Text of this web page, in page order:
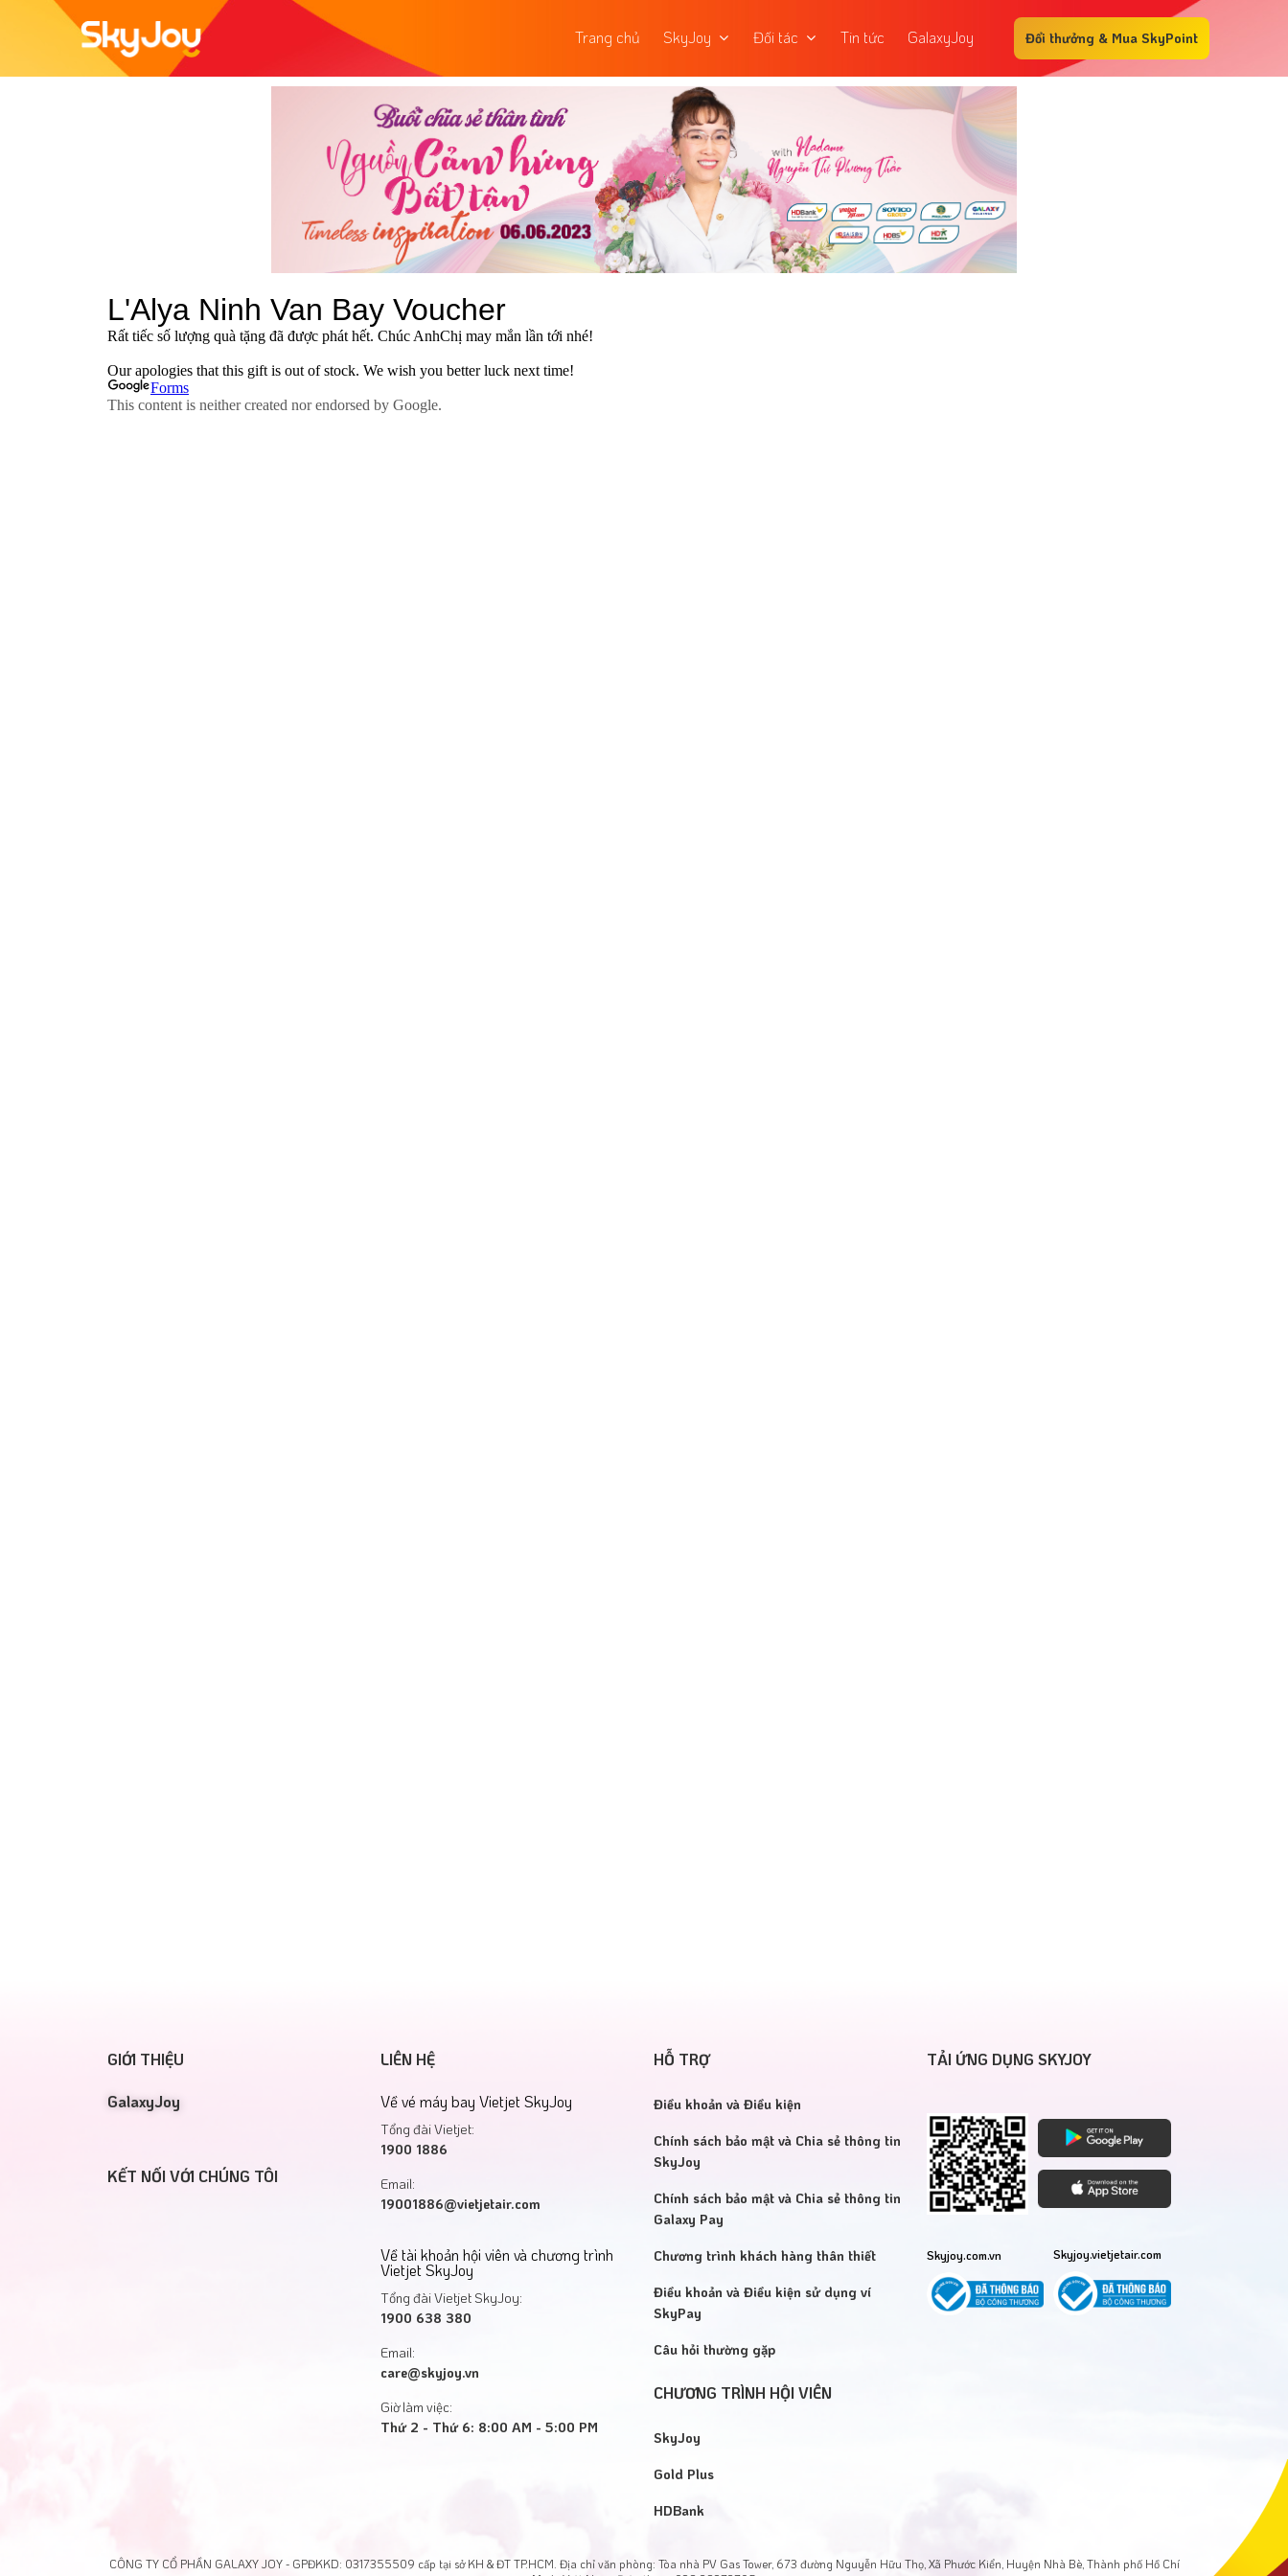
Trang chủ SkyJoy Đối tác Tin tức GalaxyJoy Đổi thưởng & Mua SkyPoint
GIỚI THIỆU
GalaxyJoy
KẾT NỐI VỚI CHÚNG TÔI
LIÊN HỆ
Về vé máy bay Vietjet SkyJoy
Tổng đài Vietjet:
1900 1886
Email:
19001886@vietjetair.com
Về tài khoản hội viên và chương trình
Vietjet SkyJoy
Tổng đài Vietjet SkyJoy:
1900 638 380
Email:
care@skyjoy.vn
Giờ làm việc:
Thứ 2 - Thứ 6: 8:00 AM - 5:00 PM
HỖ TRỢ
Điều khoản và Điều kiện
Chính sách bảo mật và Chia sẻ thông tin
SkyJoy
Chính sách bảo mật và Chia sẻ thông tin
Galaxy Pay
Chương trình khách hàng thân thiết
Điều khoản và Điều kiện sử dụng ví
SkyPay
Câu hỏi thường gặp
CHƯƠNG TRÌNH HỘI VIÊN
SkyJoy
Gold Plus
HDBank
TẢI ỨNG DỤNG SKYJOY
Skyjoy.com.vn Skyjoy.vietjetair.com
CÔNG TY CỔ PHẦN GALAXY JOY - GPĐKKD: 0317355509 cấp tại sở KH & ĐT TP.HCM. Địa chỉ văn phòng: Tòa nhà PV Gas Tower, 673 đường Nguyễn Hữu Thọ, Xã Phước Kiển, Huyện Nhà Bè, Thành phố Hồ Chí